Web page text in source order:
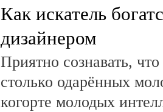
Как искатель
дизайнером
Приятно сознавать,
столько одарённых
когорте молодых